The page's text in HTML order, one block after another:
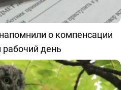
о компенсации
день